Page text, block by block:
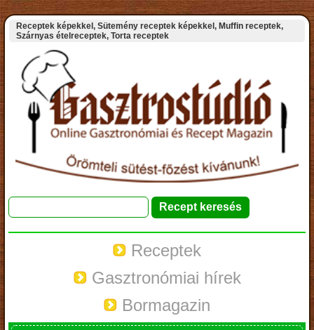
Receptek képekkel, Sütemény receptek képekkel, Muffin receptek,
Szárnyas ételreceptek, Torta receptek
Receptek
Gasztronómiai hírek
Bormagazin